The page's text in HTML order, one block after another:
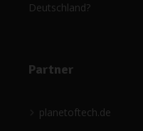
Deutschland?
Partner
planetoftech.de